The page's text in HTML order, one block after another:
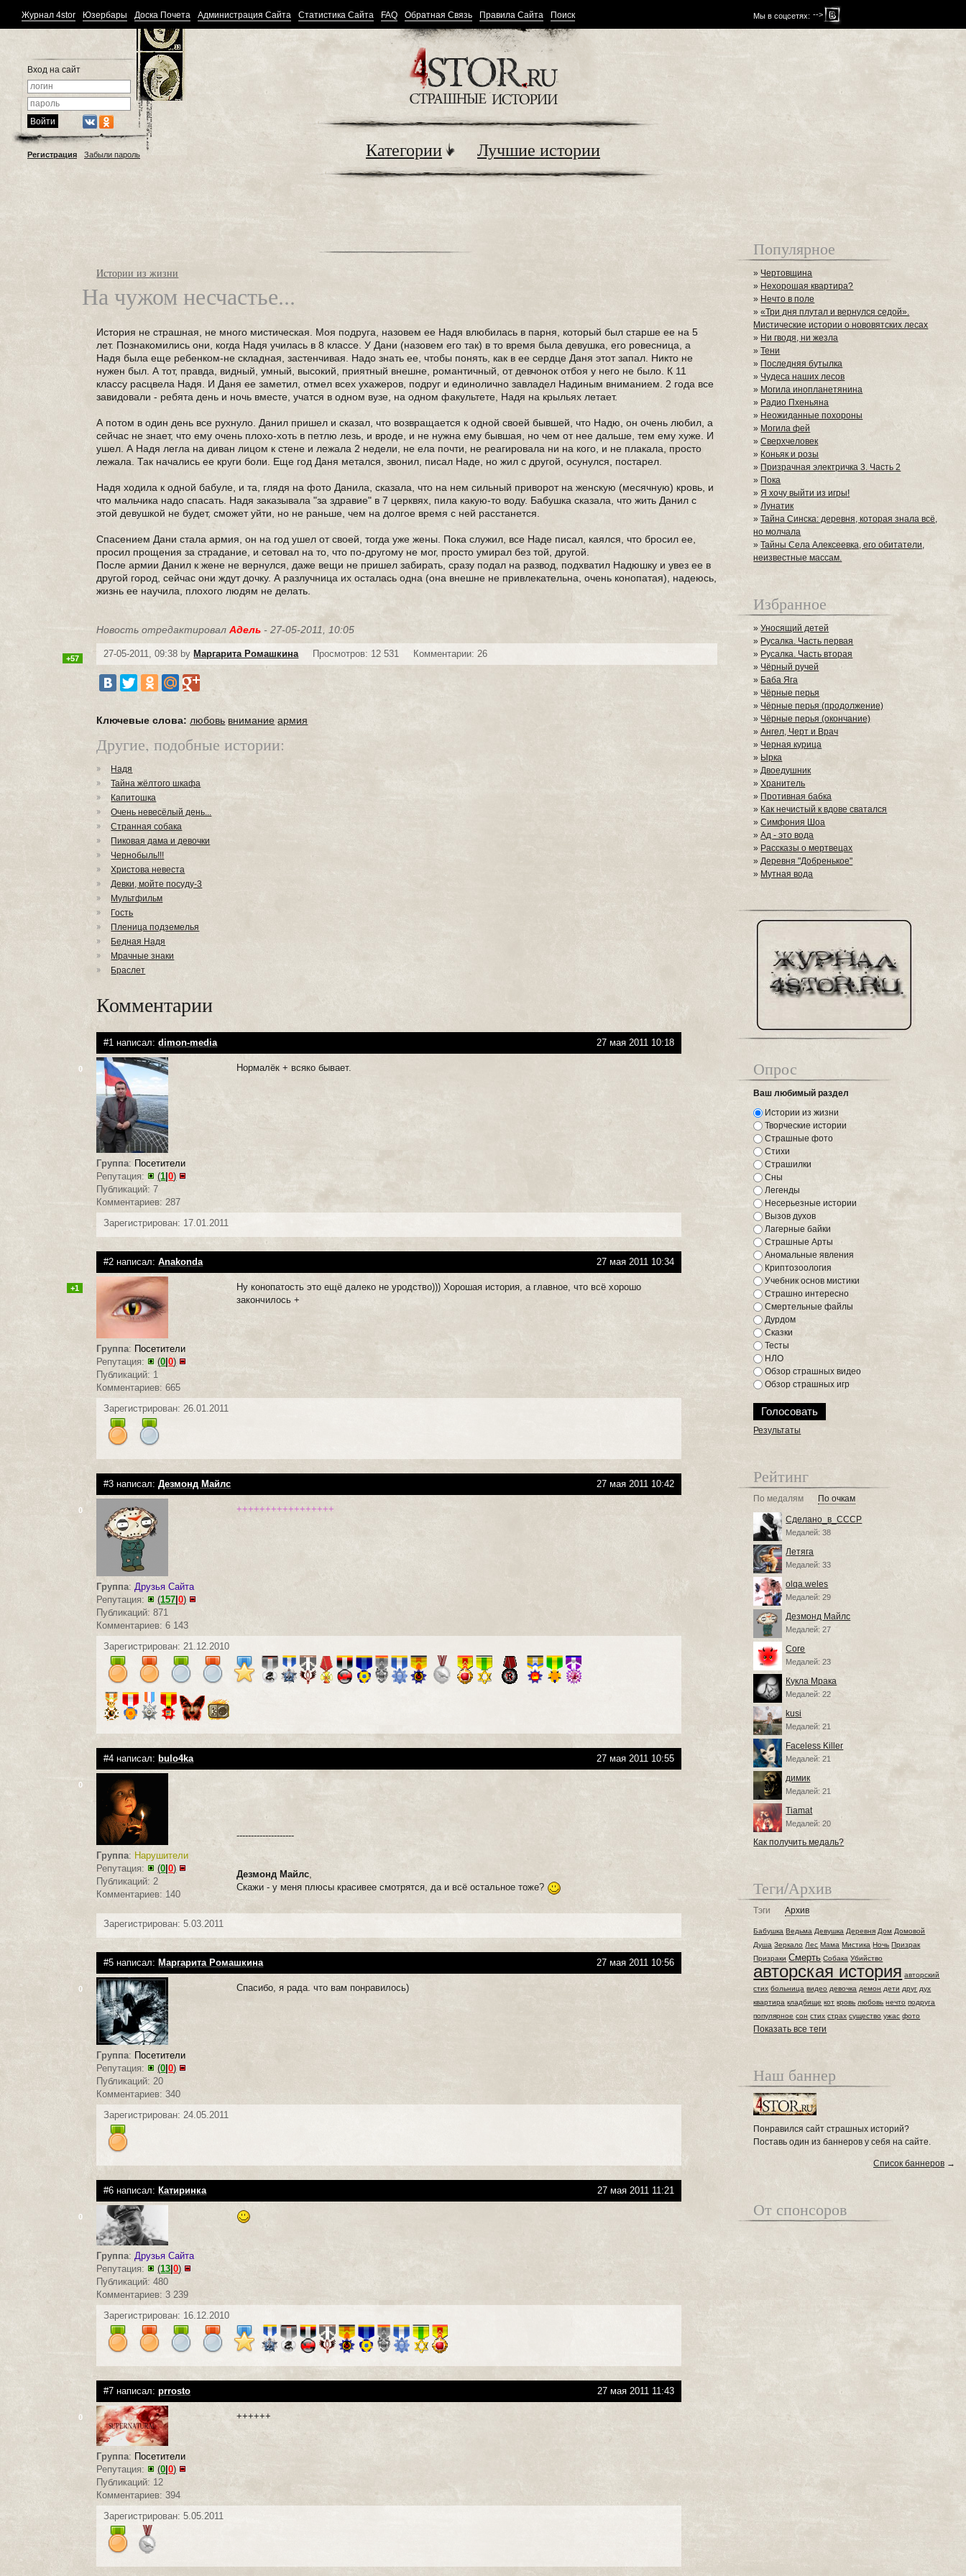
Мы в соцсетях: -->
Журнал 4stor Юзербары Доска Почета Администрация Сайта Статистика Сайта FAQ Обратная Связь Правила Сайта Поиск
Вход на сайт
Регистрация Забыли пароль Категории Лучшие истории
Истории из жизни
На чужом несчастье...
История не страшная, не много мистическая. Моя подруга, назовем ее Надя влюбилась в парня, который был старше ее на 5
лет. Познакомились они, когда Надя училась в 8 классе. У Дани (назовем его так) в то время была девушка, его ровесница, а
Надя была еще ребенком-не складная, застенчивая. Надо знать ее, чтобы понять, как в ее сердце Даня этот запал. Никто не
нужен был. А тот, правда, видный, умный, высокий, приятный внешне, романтичный, от девчонок отбоя у него не было. К 11
классу расцвела Надя. И Даня ее заметил, отмел всех ухажеров, подруг и единолично завладел Надиным вниманием. 2 года все
завидовали - ребята день и ночь вместе, учатся в одном вузе, на одном факультете, Надя на крыльях летает.
А потом в один день все рухнуло. Данил пришел и сказал, что возвращается к одной своей бывшей, что Надю, он очень любил, а
сейчас не знает, что ему очень плохо-хоть в петлю лезь, и вроде, и не нужна ему бывшая, но чем от нее дальше, тем ему хуже. И
ушел. А Надя легла на диван лицом к стене и лежала 2 недели, не ела почти, не реагировала ни на кого, и не плакала, просто
лежала. Так начались ее круги боли. Еще год Даня метался, звонил, писал Наде, но жил с другой, осунулся, постарел.
Надя ходила к одной бабуле, и та, глядя на фото Данила, сказала, что на нем сильный приворот на женскую (месячную) кровь, и
что мальчика надо спасать. Надя заказывала "за здравие" в 7 церквях, пила какую-то воду. Бабушка сказала, что жить Данил с
этой девушкой не будет, сможет уйти, но не раньше, чем на долгое время с ней расстанется.
Спасением Дани стала армия, он на год ушел от своей, тогда уже жены. Пока служил, все Наде писал, каялся, что бросил ее,
просил прощения за страдание, и сетовал на то, что по-другому не мог, просто умирал без той, другой.
После армии Данил к жене не вернулся, даже вещи не пришел забирать, сразу подал на развод, подхватил Надюшку и увез ее в
другой город, сейчас они ждут дочку. А разлучница их осталась одна (она внешне не привлекательна, очень конопатая), надеюсь,
жизнь ее научила, плохого людям не делать.
Новость отредактировалАдель - 27-05-2011, 10:05
27-05-2011, 09:38 by Маргарита Ромашкина Просмотров: 12 531 Комментарии: 26
+57
Ключевые слова: любовь внимание армия
Другие, подобные истории:
Надя
Тайна жёлтого шкафа
Капитошка
Очень невесёлый день...
Странная собака
Пиковая дама и девочки
Чернобыль!!!
Христова невеста
Девки, мойте посуду-3
Мультфильм
Гость
Пленица подземелья
Бедная Надя
Мрачные знаки
Браслет
Комментарии
#1 написал:dimon-media 27 мая 2011 10:18
0
Группа: Посетители
Репутация:
(1 |0)
Публикаций: 7
Комментариев: 287
Нормалёк + всяко бывает.
Зарегистрирован: 17.01.2011
#2 написал:Anakonda 27 мая 2011 10:34
+1
Группа: Посетители
Репутация:
(0|0)
Публикаций: 1
Комментариев: 665
Ну конопатость это ещё далеко не уродство))) Хорошая история, а главное, что всё хорошо
закончилось +
Зарегистрирован: 26.01.2011
#3 написал:Дезмонд Майлс 27 мая 2011 10:42
0
Группа: Друзья Сайта
Репутация:
(157 |0)
Публикаций: 871
Комментариев: 6 143
+++++++++++++++++
Зарегистрирован: 21.12.2010
#4 написал: bulо4kа 27 мая 2011 10:55
0
Группа: Нарушители
Репутация:
(0 |0)
Публикаций: 2
Комментариев: 140
--------------------
Дезмонд Майлс
Скажи - у меня плюсы красивее смотрятся, да и всё остальное тоже?
Зарегистрирован: 5.03.2011
#5 написал: Маргарита Ромашкина 27 мая 2011 10:56
0
Группа: Посетители
Репутация:
(0 |0)
Публикаций: 20
Комментариев: 340
Спасибо, я рада. что вам понравилось)
Зарегистрирован: 24.05.2011
#6 написал: Катиринка 27 мая 2011 11:21
0
Группа:Друзья Сайта
Репутация:
(13 |0)
Публикаций: 480
Комментариев: 3 239
Зарегистрирован: 16.12.2010
#7 написал:prrosto 27 мая 2011 11:43
0
Группа: Посетители
Репутация:
(0 |0)
Публикаций: 12
Комментариев: 394
++++++
Зарегистрирован: 5.05.2011
Популярное
» Чертовщина
» Нехорошая квартира?
» Нечто в поле
»«Три дня плутал и вернулся седой».
Мистические истории о нововятских лесах
» Ни гводя, ни жезла
»Тени
» Последняя бутылка
» Чудеса наших лесов
» Могила инопланетянина
» Радио Пхеньяна
» Неожиданные похороны
» Могила фей
»Сверхчеловек
» Коньяк и розы
» Призрачная электричка 3. Часть 2
» Пока
»Я хочу выйти из игры!
»Лунатик
»Тайна Синска: деревня, которая знала всё,
но молчала
»Тайны Села Алексеевка, его обитатели,
неизвестные массам.
Избранное
»Уносящий детей
» Русалка. Часть первая
» Русалка. Часть вторая
» Чёрный ручей
» Баба Яга
»Чёрные перья
» Чёрные перья (продолжение)
» Чёрные перья (окончание)
»Ангел, Черт и Врач
» Черная курица
» Ырка
»Двоедушник
»Хранитель
» Противная бабка
» Как нечистый к вдове сватался
»Симфония Шоа
»Ад - это вода
» Рассказы о мертвецах
»Деревня "Добренькое"
» Мутная вода
Опрос
Ваш любимый раздел
Истории из жизни
Творческие истории
Страшные фото
Стихи
Страшилки
Сны
Легенды
Несерьезные истории
Вызов духов
Лагерные байки
Страшные Арты
Аномальные явления
Криптозоология
Учебник основ мистики
Страшно интересно
Смертельные файлы
Дурдом
Сказки
Тесты
НЛО
Обзор страшных видео
Обзор страшных игр
Результаты
Рейтинг
По медалям По очкам
Сделано_в_СССР
Медалей: 38
Летяга
Медалей: 33
olqa.weles
Медалей: 29
Дезмонд Майлс
Медалей: 27
Core
Медалей: 23
Кукла Мрака
Медалей: 22
kusi
Медалей: 21
Faceless Killer
Медалей: 21
димик
Медалей: 21
Tiamat
Медалей: 20
Как получить медаль?
Теги/Архив
Тэги Архив
Бабушка Ведьма Девушка Деревня Дом Домовой
Душа Зеркало Лес Мама Мистика Ночь Призрак
Призраки Смерть Собака Убийство
авторская история авторский
стих больница видео девочка демон дети друг дух
квартира кладбище кот кровь любовь нечто подруга
популярное сон стих страх существо ужас фото
Показать все теги
Наш баннер
Понравился сайт страшных историй?
Поставь один из баннеров у себя на сайте.
Список баннеров →
От спонсоров